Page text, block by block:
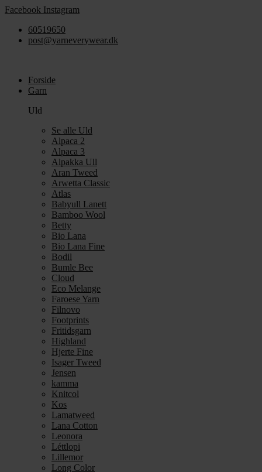
Videre
indhold
Facebook Instagram
60519650
post@yarneverywear.dk
Forside
Garn
Uld
Se alle Uld
Alpaca 2
Alpaca 3
Alpakka Ull
Aran Tweed
Arwetta Classic
Atlas
Babyull Lanett
Bamboo Wool
Betty
Bio Lana
Bio Lana Fine
Bodil
Bumle Bee
Cloud
Eco Melange
Faroese Yarn
Filnovo
Footprints
Fritidsgarn
Highland
Hjerte Fine
Isager Tweed
Jensen
kamma
Knitcol
Kos
Lamatweed
Lana Cotton
Leonora
Léttlopi
Lillemor
Long Color